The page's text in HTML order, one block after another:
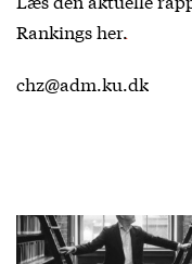
Rankingsher.
chz@adm.ku.dk